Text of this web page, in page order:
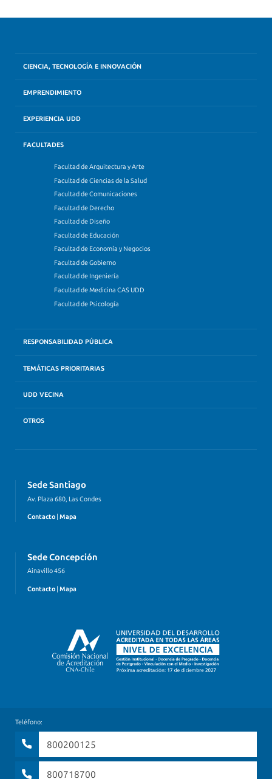
CIENCIA, TECNOLOGÍA E INNOVACIÓN
EMPRENDIMIENTO
EXPERIENCIA UDD
FACULTADES
Facultad de Arquitectura y Arte
Facultad de Ciencias de la Salud
Facultad de Comunicaciones
Facultad de Derecho
Facultad de Diseño
Facultad de Educación
Facultad de Economía y Negocios
Facultad de Gobierno
Facultad de Ingeniería
Facultad de Medicina CAS UDD
Facultad de Psicología
RESPONSABILIDAD PÚBLICA
TEMÁTICAS PRIORITARIAS
UDD VECINA
OTROS
Sede Santiago
Av. Plaza 680, Las Condes
Contacto | Mapa
Sede Concepción
Ainavillo 456
Contacto | Mapa
Teléfono:
800200125
800718700